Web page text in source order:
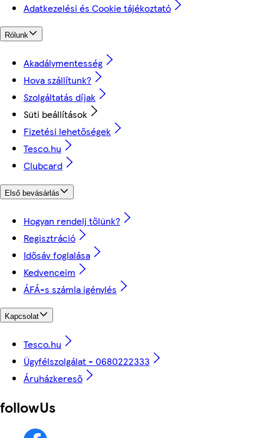
Adatkezelési és Cookie tájékoztató
Rólunk
Akadálymentesség
Hova szállítunk?
Szolgáltatás díjak
Süti beállítások
Fizetési lehetőségek
Tesco.hu
Clubcard
Első bevásárlás
Hogyan rendelj tőlünk?
Regisztráció
Idősáv foglalása
Kedvenceim
ÁFÁ-s számla igénylés
Kapcsolat
Tesco.hu
Ügyfélszolgálat - 0680222333
Áruházkereső
followUs